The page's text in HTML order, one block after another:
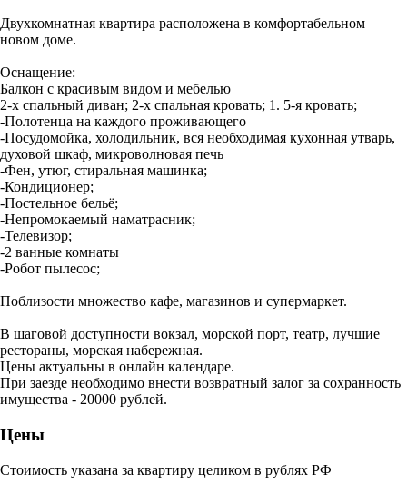
Двухкомнатная квартира расположена в комфортабельном
новом доме.
Оснащение:
Балкон с красивым видом и мебелью
2-х спальный диван; 2-х спальная кровать; 1. 5-я кровать;
-Полотенца на каждого проживающего
-Посудомойка, холодильник, вся необходимая кухонная утварь,
духовой шкаф, микроволновая печь
-Фен, утюг, стиральная машинка;
-Кондиционер;
-Постельное бельё;
-Непромокаемый наматрасник;
-Телевизор;
-2 ванные комнаты
-Робот пылесос;
Поблизости множество кафе, магазинов и супермаркет.
В шаговой доступности вокзал, морской порт, театр, лучшие
рестораны, морская набережная.
Цены актуальны в онлайн календаре.
При заезде необходимо внести возвратный залог за сохранность
имущества - 20000 рублей.
Цены
Стоимость указана за квартиру целиком в рублях РФ